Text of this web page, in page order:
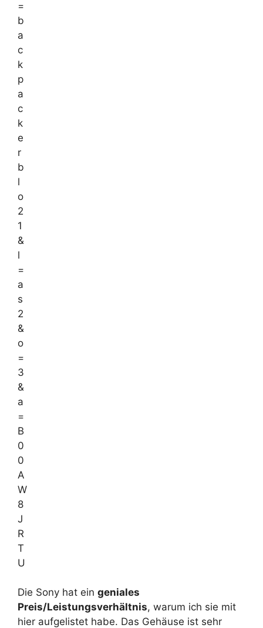
Die Sony hat ein geniales
Preis/Leistungsverhältnis, warum ich sie mit
hier aufgelistet habe. Das Gehäuse ist sehr